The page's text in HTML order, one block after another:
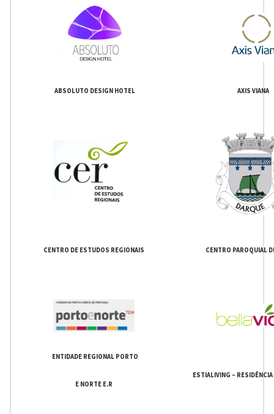
ABSOLUTO DESIGN HOTEL AXIS VIANA
CENTRO DE ESTUDOS REGIONAIS CENTRO PAROQUIAL
ENTIDADE REGIONAL PORTO
E NORTE E.R
ESTIALIVING – RESIDÊNCIA